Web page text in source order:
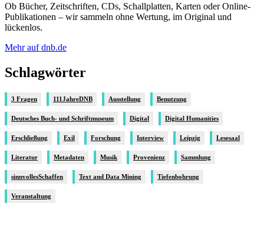
Ob Bücher, Zeitschriften, CDs, Schallplatten, Karten oder Online-
Publikationen – wir sammeln ohne Wertung, im Original und
lückenlos.
Mehr auf dnb.de
Schlagwörter
3 Fragen 111JahreDNB Ausstellung Benutzung
Deutsches Buch- und Schriftmuseum Digital Digital Humanities
Erschließung Exil Forschung Interview Leipzig Lesesaal
Literatur Metadaten Musik Provenienz Sammlung
sinnvollesSchaffen Text and Data Mining Tiefenbohrung
Veranstaltung